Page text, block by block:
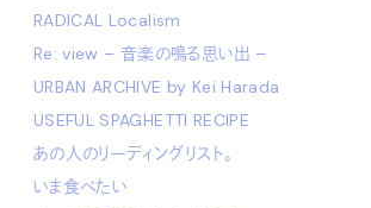
RADICAL Localism
Re: view – 音楽の鳴る思い出 –
URBAN ARCHIVE by Kei Harada
USEFUL SPAGHETTI RECIPE
あの人のリーディングリスト。
いま食べたい